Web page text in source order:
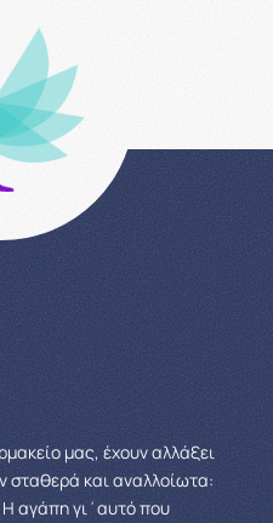
μας, έχουν αλλάξει
σταθερά και αναλλοίωτα:
Η αγάπη γι΄αυτό που